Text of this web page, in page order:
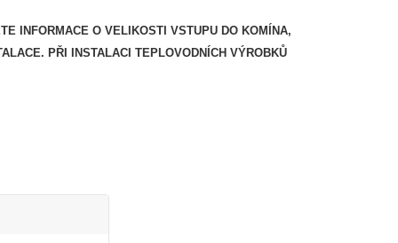
INFORMACE O VELIKOSTI VSTUPU DO KOMÍNA,
PŘI INSTALACI TEPLOVODNÍCH VÝROBKŮ